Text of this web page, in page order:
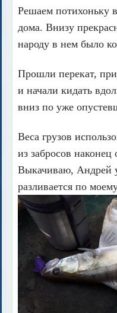
Решаем потихоньку
дома. Внизу
народу в нем было
Прошли перекат,
и начали кидать
вниз по уже
Веса грузов
из забросов
Выкачиваю, Андрей
разливается по